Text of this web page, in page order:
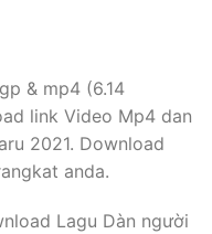
& mp4 (6.14
link Video Mp4 dan
2021. Download
anda.
Lagu Dàn người